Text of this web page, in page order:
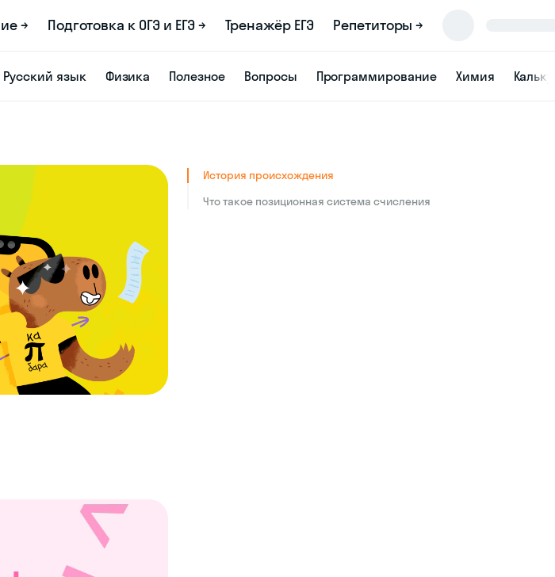
→ Подготовка к ОГЭ и ЕГЭ → Тренажёр ЕГЭ Репетиторы →
Русский язык Физика Полезное Вопросы Программирование Химия
История происхождения
Что такое позиционная система счисления